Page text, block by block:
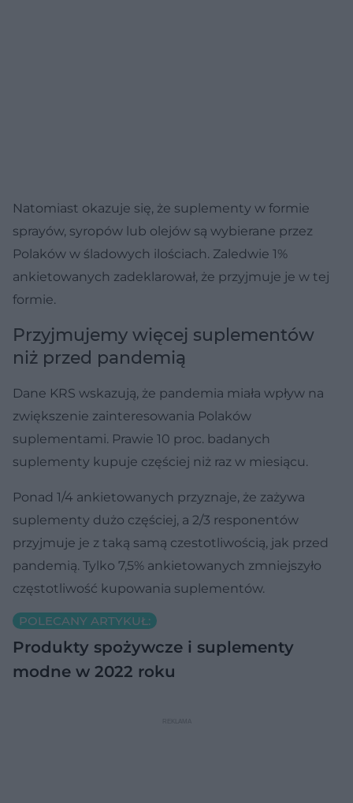
Natomiast okazuje się, że suplementy w formie
sprayów, syropów lub olejów są wybierane przez
Polaków w śladowych ilościach. Zaledwie 1%
ankietowanych zadeklarował, że przyjmuje je w tej
formie.
Przyjmujemy więcej suplementów
niż przed pandemią
Dane KRS wskazują, że pandemia miała wpływ na
zwiększenie zainteresowania Polaków
suplementami. Prawie 10 proc. badanych
suplementy kupuje częściej niż raz w miesiącu.
Ponad 1/4 ankietowanych przyznaje, że zażywa
suplementy dużo częściej, a 2/3 responentów
przyjmuje je z taką samą czestotliwością, jak przed
pandemią. Tylko 7,5% ankietowanych zmniejszyło
częstotliwość kupowania suplementów.
POLECANY ARTYKUŁ:
Produkty spożywcze i suplementy
modne w 2022 roku